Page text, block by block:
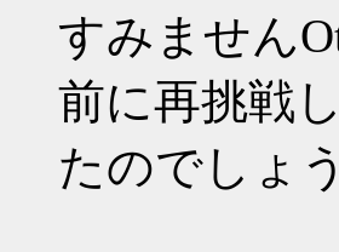
すみません
前に再挑戦
たのでしょ